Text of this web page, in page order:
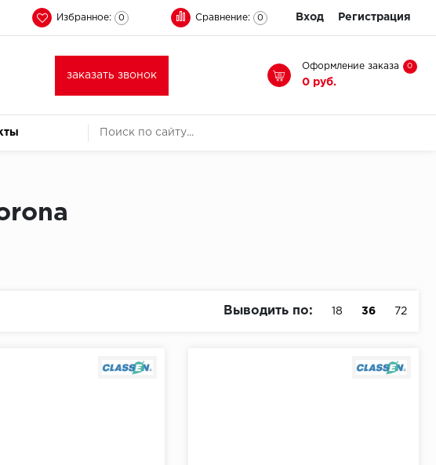
Избранное: 0 Сравнение: 0 Вход Регистрация
заказать звонок
Оформление заказа 0
0 руб.
Выводить по: 18 36 72